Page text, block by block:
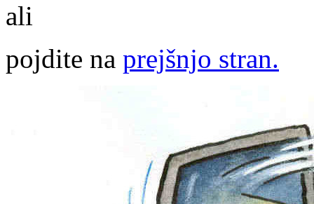
ali
pojdite na prejšnjo stran.